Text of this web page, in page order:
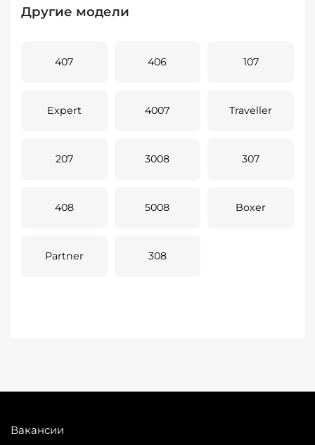
Другие модели
407 406 107
Expert 4007 Traveller
207 3008 307
408 5008 Boxer
Partner 308
Вакансии